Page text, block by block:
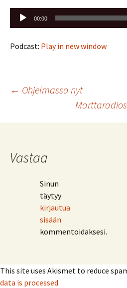
Äänitoistin
00:00
Podcast: Play in new window
Artikkelien
← Ohjelmassa nyt
Vastaa
Sinun
täytyy
kirjautua
sisään
kommentoidaksesi.
This site uses Akismet to reduce
data is processed.